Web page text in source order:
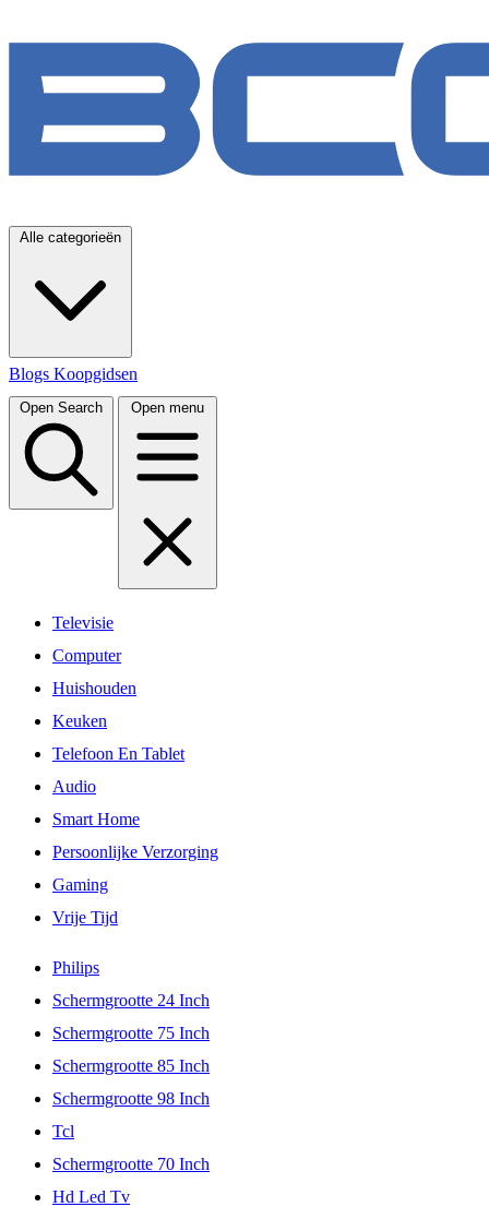
Alle categorieën
Blogs Koopgidsen
Open Search Open menu
Televisie
Computer
Huishouden
Keuken
Telefoon En Tablet
Audio
Smart Home
Persoonlijke Verzorging
Gaming
Vrije Tijd
Philips
Schermgrootte 24 Inch
Schermgrootte 75 Inch
Schermgrootte 85 Inch
Schermgrootte 98 Inch
Tcl
Schermgrootte 70 Inch
Hd Led Tv